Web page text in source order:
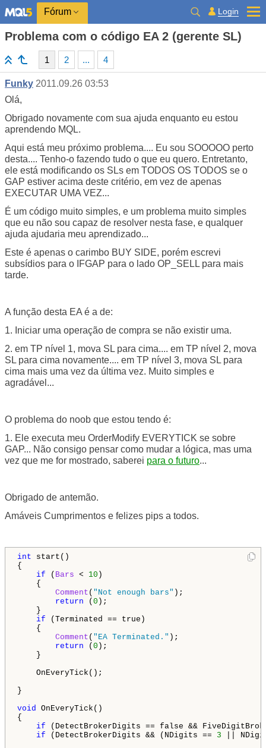
Fórum Login
Problema com o código EA 2 (gerente SL)
1 2 ... 4
Funky 2011.09.26 03:53
Olá,
Obrigado novamente com sua ajuda enquanto eu estou
aprendendo MQL.
Aqui está meu próximo problema.... Eu sou SOOOOO perto
desta.... Tenho-o fazendo tudo o que eu quero. Entretanto,
ele está modificando os SLs em TODOS OS TODOS se o
GAP estiver acima deste critério, em vez de apenas
EXECUTAR UMA VEZ...
É um código muito simples, e um problema muito simples
que eu não sou capaz de resolver nesta fase, e qualquer
ajuda ajudaria meu aprendizado...
Este é apenas o carimbo BUY SIDE, porém escrevi
subsídios para o IFGAP para o lado OP_SELL para mais
tarde.
A função desta EA é a de:
1. Iniciar uma operação de compra se não existir uma.
2. em TP nível 1, mova SL para cima.... em TP nível 2, mova
SL para cima novamente.... em TP nível 3, mova SL para
cima mais uma vez da última vez. Muito simples e
agradável...
O problema do noob que estou tendo é:
1. Ele executa meu OrderModify EVERYTICK se sobre
GAP... Não consigo pensar como mudar a lógica, mas uma
vez que me for mostrado, saberei para o futuro...
Obrigado de antemão.
Amáveis Cumprimentos e felizes pips a todos.
int start()
{
if ( Bars < 10 )
{
Comment ( "Not enough bars" );
return ( 0 );
}
if (Terminated == true)
{
Comment ( "EA Terminated." );
return ( 0 );
}
OnEveryTick();
}
void OnEveryTick()
{
if (DetectBrokerDigits == false &&
if (DetectBrokerDigits && (NDigits == 3 ||